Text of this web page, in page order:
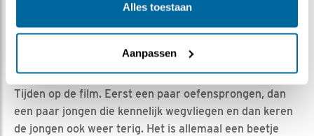
Alles toestaan
Aanpassen
Wegvliegers en thuiskomers
Geert | Geplaatst op 22 juli 2017, 15:30 |
Bewaar dit filmpje|
1800x
Tijden op de film. Eerst een paar oefensprongen, dan
een paar jongen die kennelijk wegvliegen en dan keren
de jongen ook weer terig. Het is allemaal een beetje